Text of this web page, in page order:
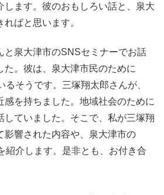
します。彼のおもしろい話と、泉大
ばと思います。
と泉大津市のSNSセミナーでお話
た。彼は、泉大津市民のために
るそうです。三塚翔太郎さんが、
感を持ちました。地域社会のために
していました。そこで、私が三塚翔
影響された内容や、泉大津市の
紹介します。是非とも、お付き合